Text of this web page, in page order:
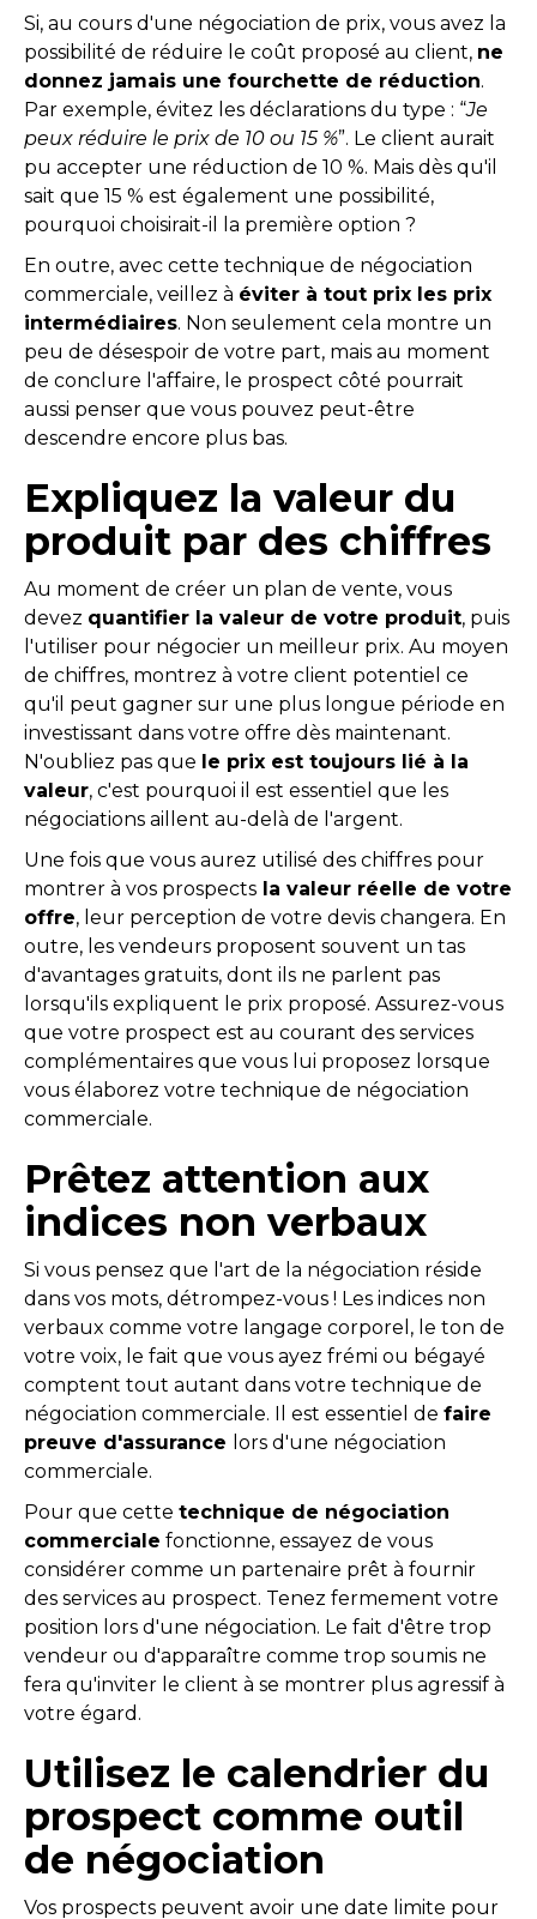
Si, au cours d'une négociation de prix, vous avez la
possibilité de réduire le coût proposé au client, ne
donnez jamais une fourchette de réduction.
Par exemple, évitez les déclarations du type : “Je
peux réduire le prix de 10 ou 15 %”. Le client aurait
pu accepter une réduction de 10 %. Mais dès qu'il
sait que 15 % est également une possibilité,
pourquoi choisirait-il la première option ?
En outre, avec cette technique de négociation
commerciale, veillez à éviter à tout prix les prix
intermédiaires. Non seulement cela montre un
peu de désespoir de votre part, mais au moment
de conclure l'affaire, le prospect côté pourrait
aussi penser que vous pouvez peut-être
descendre encore plus bas.
Expliquez la valeur du
produit par des chiffres
Au moment de créer un plan de vente, vous
devez quantifier la valeur de votre produit, puis
l'utiliser pour négocier un meilleur prix. Au moyen
de chiffres, montrez à votre client potentiel ce
qu'il peut gagner sur une plus longue période en
investissant dans votre offre dès maintenant.
N'oubliez pas que le prix est toujours lié à la
valeur, c'est pourquoi il est essentiel que les
négociations aillent au-delà de l'argent.
Une fois que vous aurez utilisé des chiffres pour
montrer à vos prospects la valeur réelle de votre
offre, leur perception de votre devis changera. En
outre, les vendeurs proposent souvent un tas
d'avantages gratuits, dont ils ne parlent pas
lorsqu'ils expliquent le prix proposé. Assurez-vous
que votre prospect est au courant des services
complémentaires que vous lui proposez lorsque
vous élaborez votre technique de négociation
commerciale.
Prêtez attention aux
indices non verbaux
Si vous pensez que l'art de la négociation réside
dans vos mots, détrompez-vous ! Les indices non
verbaux comme votre langage corporel, le ton de
votre voix, le fait que vous ayez frémi ou bégayé
comptent tout autant dans votre technique de
négociation commerciale. Il est essentiel de faire
preuve d'assurance lors d'une négociation
commerciale.
Pour que cette technique de négociation
commerciale fonctionne, essayez de vous
considérer comme un partenaire prêt à fournir
des services au prospect. Tenez fermement votre
position lors d'une négociation. Le fait d'être trop
vendeur ou d'apparaître comme trop soumis ne
fera qu'inviter le client à se montrer plus agressif à
votre égard.
Utilisez le calendrier du
prospect comme outil
de négociation
Vos prospects peuvent avoir une date limite pour